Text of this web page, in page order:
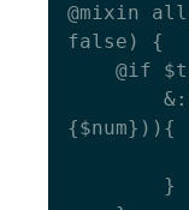
@mixin
false) {
{$num})){